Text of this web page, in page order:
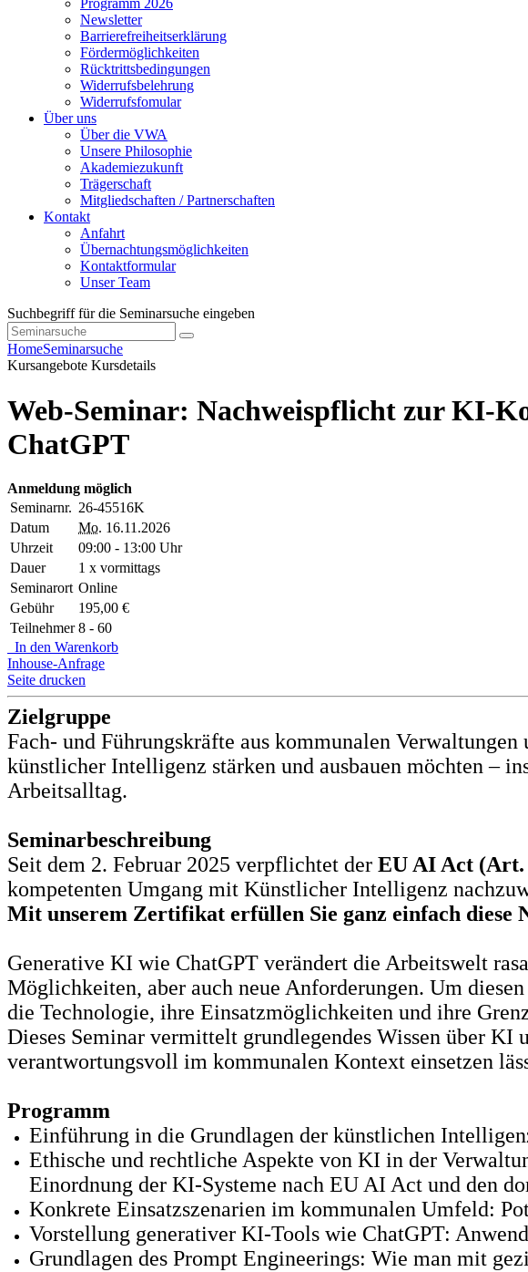
Programm 2026
Newsletter
Barrierefreiheitserklärung
Fördermöglichkeiten
Rücktrittsbedingungen
Widerrufsbelehrung
Widerrufsfomular
Über uns
Über die VWA
Unsere Philosophie
Akademiezukunft
Trägerschaft
Mitgliedschaften / Partnerschaften
Kontakt
Anfahrt
Übernachtungsmöglichkeiten
Kontaktformular
Unser Team
Suchbegriff für die Seminarsuche eingeben
HomeSeminarsuche
Kursangebote Kursdetails
Web-Seminar: Nachweispflicht zur KI-
ChatGPT
Anmeldung möglich
Seminarnr. 26-45516K
Datum
Mo. 16.11.2026
Uhrzeit
09:00 - 13:00 Uhr
Dauer
1 x vormittags
Seminarort Online
Gebühr
195,00 €
Teilnehmer 8 - 60
In den Warenkorb
Inhouse-Anfrage
Seite drucken
Zielgruppe
Fach- und Führungskräfte aus kommunalen
künstlicher Intelligenz stärken und ausbauen möchten –
Arbeitsalltag.
Seminarbeschreibung
Seit dem 2. Februar 2025 verpflichtet der EU AI Act (Art.
kompetenten Umgang mit Künstlicher Intelligenz
Mit unserem Zertifikat erfüllen Sie ganz einfach diese
Generative KI wie ChatGPT verändert die Arbeitswelt
Möglichkeiten, aber auch neue Anforderungen. Um
die Technologie, ihre Einsatzmöglichkeiten und ihre
Dieses Seminar vermittelt grundlegendes Wissen über
verantwortungsvoll im kommunalen Kontext einsetzen
Programm
Einführung in die Grundlagen der künstlichen
Ethische und rechtliche Aspekte von KI in der
Einordnung der KI-Systeme nach EU AI Act und den
Konkrete Einsatzszenarien im kommunalen Umfeld:
Vorstellung generativer KI-Tools wie ChatGPT:
Grundlagen des Prompt Engineerings: Wie man mit